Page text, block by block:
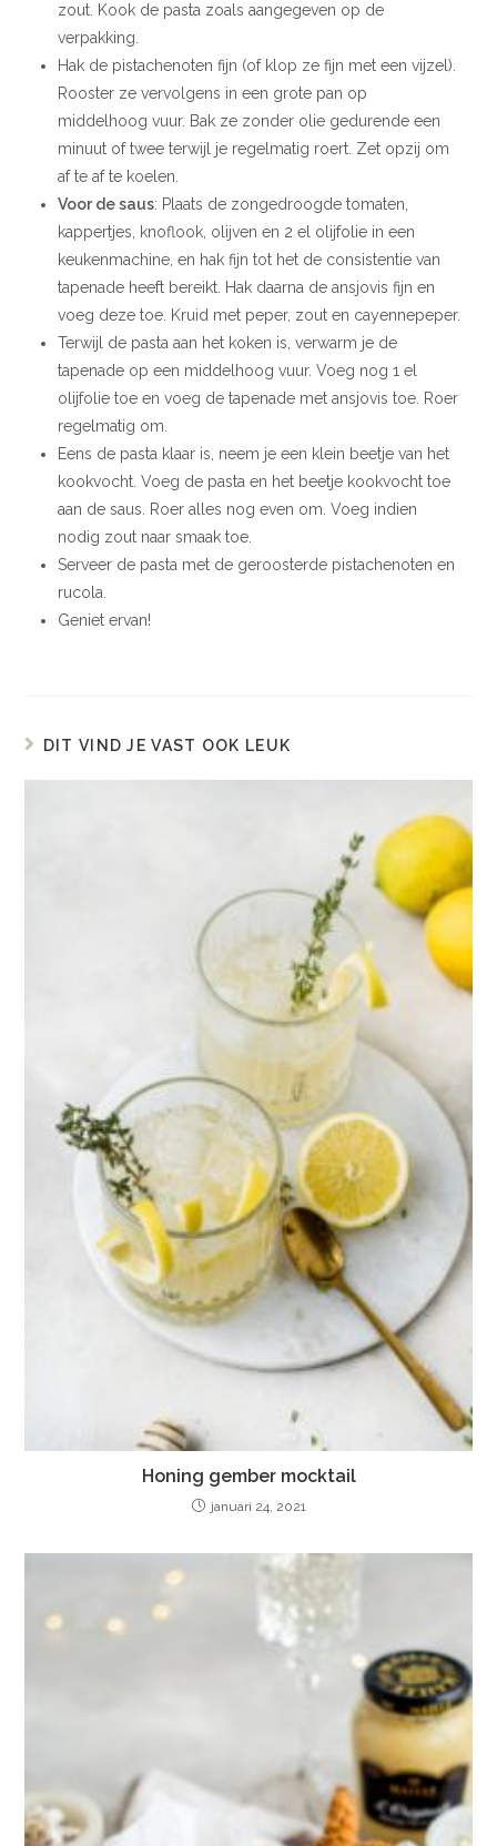
zout. Kook de pasta zoals aangegeven op de
verpakking.
Hak de pistachenoten fijn (of klop ze fijn met een vijzel).
Rooster ze vervolgens in een grote pan op
middelhoog vuur. Bak ze zonder olie gedurende een
minuut of twee terwijl je regelmatig roert. Zet opzij om
af te af te koelen.
Voor de saus: Plaats de zongedroogde tomaten,
kappertjes, knoflook, olijven en 2 el olijfolie in een
keukenmachine, en hak fijn tot het de consistentie van
tapenade heeft bereikt. Hak daarna de ansjovis fijn en
voeg deze toe. Kruid met peper, zout en cayennepeper.
Terwijl de pasta aan het koken is, verwarm je de
tapenade op een middelhoog vuur. Voeg nog 1 el
olijfolie toe en voeg de tapenade met ansjovis toe. Roer
regelmatig om.
Eens de pasta klaar is, neem je een klein beetje van het
kookvocht. Voeg de pasta en het beetje kookvocht toe
aan de saus. Roer alles nog even om. Voeg indien
nodig zout naar smaak toe.
Serveer de pasta met de geroosterde pistachenoten en
rucola.
Geniet ervan!
DIT VIND JE VAST OOK LEUK
Honing gember mocktail
januari 24, 2021